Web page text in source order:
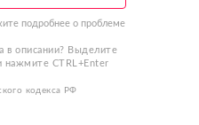
подробнее о проблеме
в описании? Выделите
нажмите CTRL+Enter
кодекса РФ